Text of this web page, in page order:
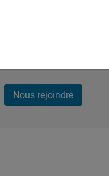
notre Talent
pour des
des articles et des
Nous rejoindre